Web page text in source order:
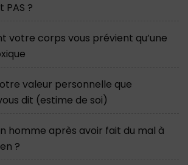
PAS ?
votre corps vous prévient qu’une
valeur personnelle que
dit (estime de soi)
homme après avoir fait du mal à
?